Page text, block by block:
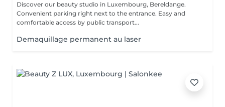
Discover our beauty studio in Luxembourg, Bereldange.
Convenient parking right next to the entrance. Easy and
comfortable access by public transport...
Demaquillage permanent au laser